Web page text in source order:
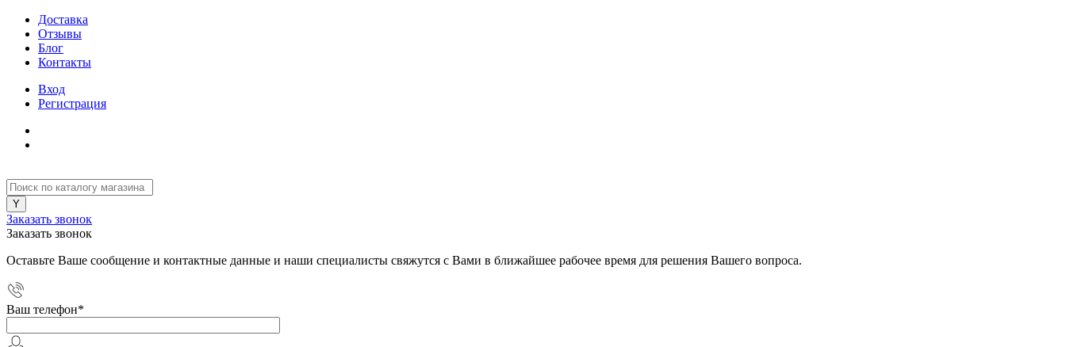
Доставка
Отзывы
Блог
Контакты
Вход
Регистрация
Заказать звонок
Заказать звонок
Оставьте Ваше сообщение и контактные данные и наши специалисты свяжутся с Вами в ближайшее рабочее время для решения Вашего вопроса.
Ваш телефон*